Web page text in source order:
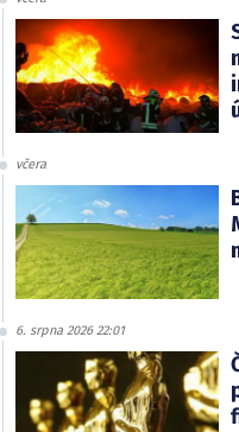
včera
6. srpna 2026 22:01